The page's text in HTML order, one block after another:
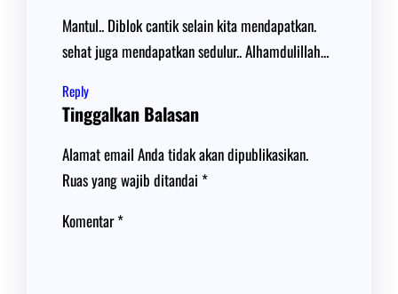
Mantul.. Diblok cantik selain kita mendapatkan.
sehat juga mendapatkan sedulur.. Alhamdulillah…
Reply
Tinggalkan Balasan
Alamat email Anda tidak akan dipublikasikan.
Ruas yang wajib ditandai *
Komentar*